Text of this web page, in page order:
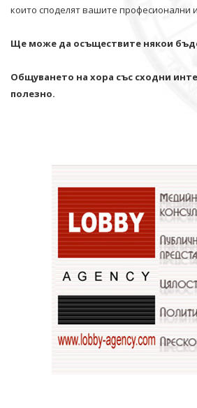
които споделят вашите професионални
Ще може да осъществите някои
Общуването на хора със сходни
полезно.